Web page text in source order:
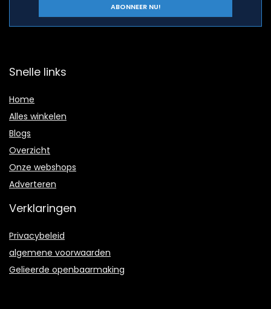
Snelle links
Home
Alles winkelen
Blogs
Overzicht
Onze webshops
Adverteren
Verklaringen
Privacybeleid
algemene voorwaarden
Gelieerde openbaarmaking